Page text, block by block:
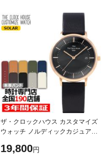
ザ・クロックハウス カスタマイズ
ウォッチ ノルディックカジュアル
ソーラー 革ベルト ブラック
19,800円